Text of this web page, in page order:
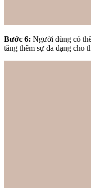
Bước 6: Người dùng có
tăng thêm sự đa dạng cho